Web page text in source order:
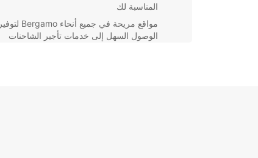
المناسبة لك
مواقع مريحة في جميع أنحاء Bergamo لتوفير
الوصول السهل إلى خدمات تأجير الشاحنات